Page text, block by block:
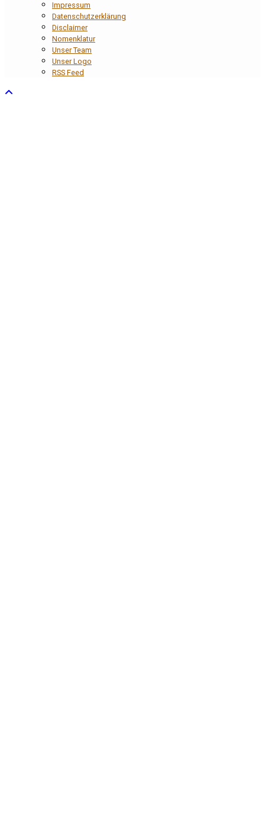
Impressum
Datenschutzerklärung
Disclaimer
Nomenklatur
Unser Team
Unser Logo
RSS Feed